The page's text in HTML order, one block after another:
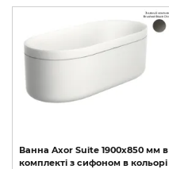
Ванна Axor Suite 1900x850 мм в
комплекті з сифоном в кольорі